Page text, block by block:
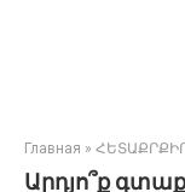
Главная »
Արդյո՞ք